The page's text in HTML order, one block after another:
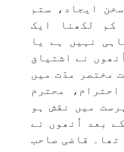
ایجاد، ستم
کم لکھنا ایک
نہیں ہے یا
نے اشتیاق
مختصر مدّت میں
محترم
میں نقش ہو
بعد اُنھوں نے
تھا۔ قاضی صاحب